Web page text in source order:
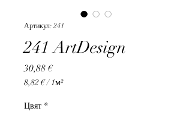
Артикул: 241
241 ArtDesign
30,88 €Цена
8,82 €/1м²
за
Цвят *